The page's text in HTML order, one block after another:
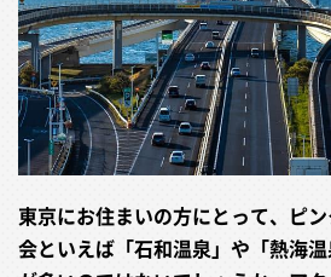
東京にお住まいの方にとって、ピ
会といえば「石和温泉」や「熱海